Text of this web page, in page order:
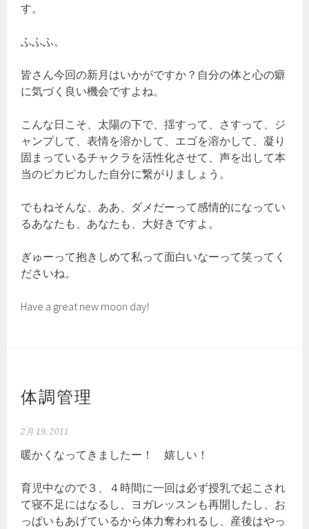
す。
ふふふ。
皆さん今回の新月はいかがですか？自分の体と心の癖
に気づく良い機会ですよね。
こんな日こそ、太陽の下で、揺すって、さすって、ジ
ャンプして、表情を溶かして、エゴを溶かして、凝り
固まっているチャクラを活性化させて、声を出して本
当のピカピカした自分に繋がりましょう。
でもねそんな、ああ、ダメだーって感情的になってい
るあなたも、あなたも、大好きですよ。
ぎゅーって抱きしめて私って面白いなーって笑ってく
ださいね。
Have a great new moon day!
体調管理
2月 19, 2011
暖かくなってきましたー！ 嬉しい！
育児中なので３、４時間に一回は必ず授乳で起こされ
て寝不足にはなるし、ヨガレッスンも再開したし、お
っぱいもあげているから体力奪われるし、産後はやっ